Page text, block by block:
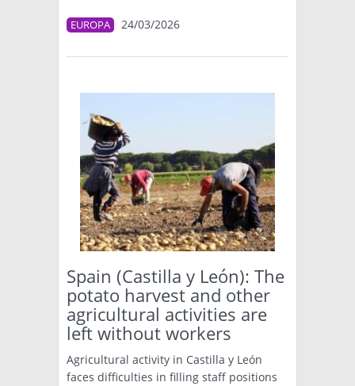
CONTACTO
EUROPA 24/03/2026
Spain (Castilla y León): The
potato harvest and other
agricultural activities are
left without workers
Agricultural activity in Castilla y León
faces difficulties in filling staff positions